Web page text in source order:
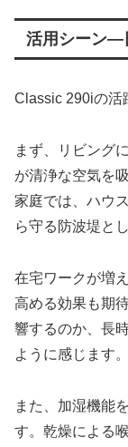
活用シーン—
Classic 290iの活
まず、リビング
が清浄な空気を
家庭では、ハウ
ら守る防波堤と
在宅ワークが増
高める効果も期
響するのか、長
ように感じます。
また、加湿機能
す。乾燥による